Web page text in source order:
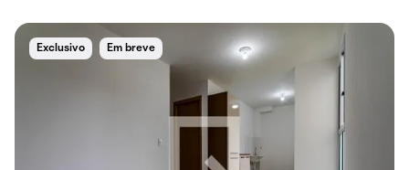
Exclusivo Em breve